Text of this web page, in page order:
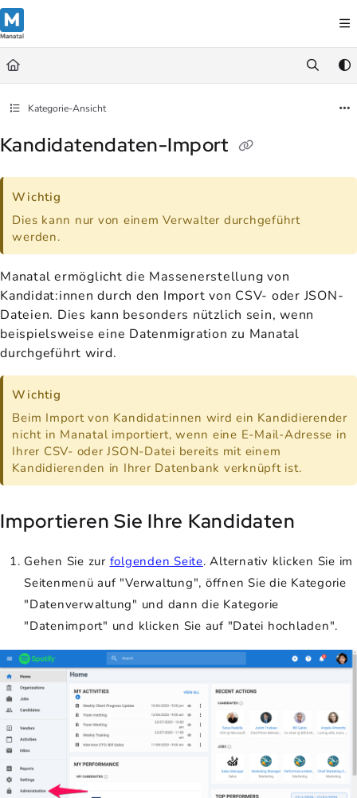
Documentation Index
Fetch the complete documentation index at:
https://
Use this file to discover all available pages before exploring further.
Kategorie-Ansicht
Kandidatendaten-Import
Wichtig
Dies kann nur von einem Verwalter durchgeführt
werden.
Manatal ermöglicht die Massenerstellung von
Kandidat:innen durch den Import von CSV- oder JSON-
Dateien. Dies kann besonders nützlich sein, wenn
beispielsweise eine Datenmigration zu Manatal
durchgeführt wird.
Wichtig
Beim Import von Kandidat:innen wird ein Kandidierender
nicht in Manatal importiert, wenn eine E-Mail-Adresse in
Ihrer CSV- oder JSON-Datei bereits mit einem
Kandidierenden in Ihrer Datenbank verknüpft ist.
Importieren Sie Ihre Kandidaten
Gehen Sie zur folgenden Seite. Alternativ klicken Sie im
Seitenmenü auf "Verwaltung", öffnen Sie die Kategorie
"Datenverwaltung" und dann die Kategorie
"Datenimport" und klicken Sie auf "Datei hochladen".